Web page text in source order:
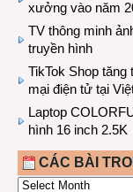
xưởng vào năm
TV thông minh
truyền hình
TikTok Shop
mại điện tử tại
Laptop
hình 16 inch 2.5K
CÁC BÀI
CÁC